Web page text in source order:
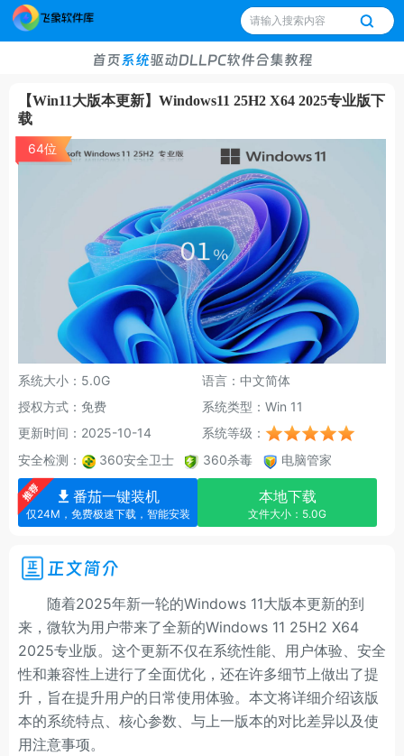
首页系统驱动DLLPC软件合集教程
【Win11大版本更新】Windows11 25H2 X64 2025专业版下
载
64位
系统大小：5.0G
语言：中文简体
授权方式：免费
系统类型：Win 11
更新时间：2025-10-14
系统等级：
安全检测：
360安全卫士 360杀毒 电脑管家
番茄一键装机
仅24M，免费极速下载，智能安装
本地下载
文件大小：5.0G
正文简介
随着2025年新一轮的Windows 11大版本更新的到
来，微软为用户带来了全新的Windows 11 25H2 X64
2025专业版。这个更新不仅在系统性能、用户体验、安全
性和兼容性上进行了全面优化，还在许多细节上做出了提
升，旨在提升用户的日常使用体验。本文将详细介绍该版
本的系统特点、核心参数、与上一版本的对比差异以及使
用注意事项。